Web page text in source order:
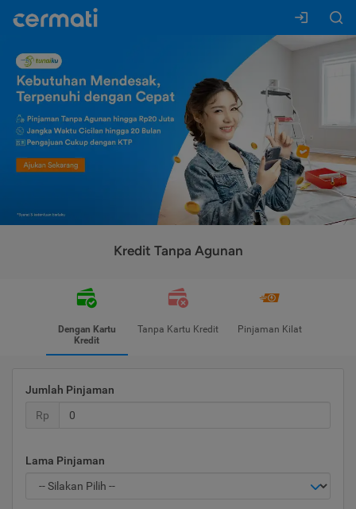
Kredit Tanpa Agunan
Dengan Kartu
Kredit
Tanpa Kartu Kredit Pinjaman Kilat
Jumlah Pinjaman
Rp
Lama Pinjaman